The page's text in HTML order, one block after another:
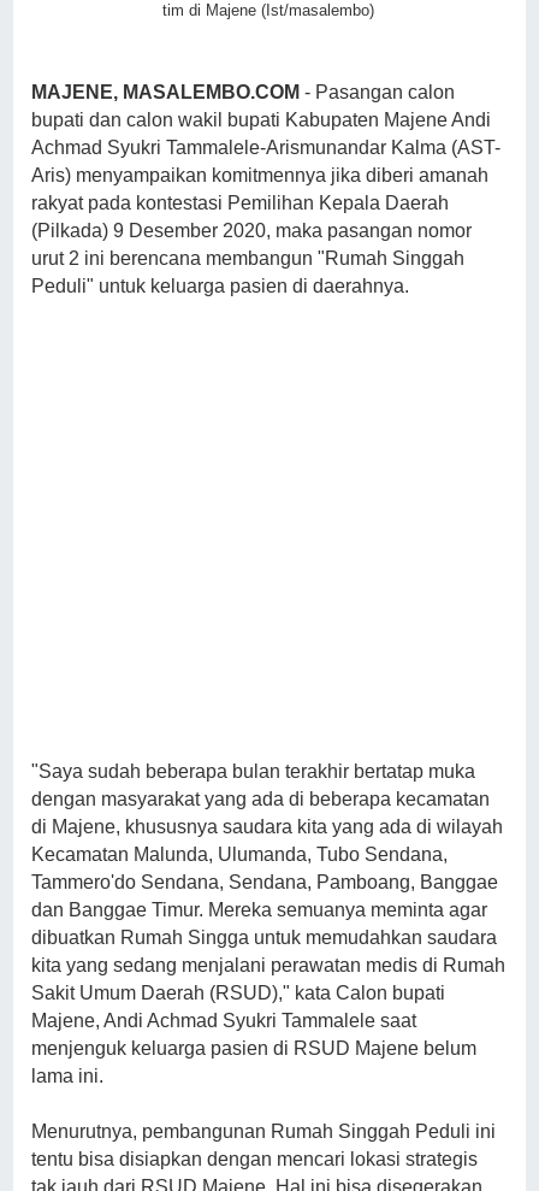
tim di Majene (Ist/masalembo)
MAJENE, MASALEMBO.COM - Pasangan calon
bupati dan calon wakil bupati Kabupaten Majene Andi
Achmad Syukri Tammalele-Arismunandar Kalma (AST-
Aris) menyampaikan komitmennya jika diberi amanah
rakyat pada kontestasi Pemilihan Kepala Daerah
(Pilkada) 9 Desember 2020, maka pasangan nomor
urut 2 ini berencana membangun "Rumah Singgah
Peduli" untuk keluarga pasien di daerahnya.
"Saya sudah beberapa bulan terakhir bertatap muka
dengan masyarakat yang ada di beberapa kecamatan
di Majene, khususnya saudara kita yang ada di wilayah
Kecamatan Malunda, Ulumanda, Tubo Sendana,
Tammero'do Sendana, Sendana, Pamboang, Banggae
dan Banggae Timur. Mereka semuanya meminta agar
dibuatkan Rumah Singga untuk memudahkan saudara
kita yang sedang menjalani perawatan medis di Rumah
Sakit Umum Daerah (RSUD)," kata Calon bupati
Majene, Andi Achmad Syukri Tammalele saat
menjenguk keluarga pasien di RSUD Majene belum
lama ini.
Menurutnya, pembangunan Rumah Singgah Peduli ini
tentu bisa disiapkan dengan mencari lokasi strategis